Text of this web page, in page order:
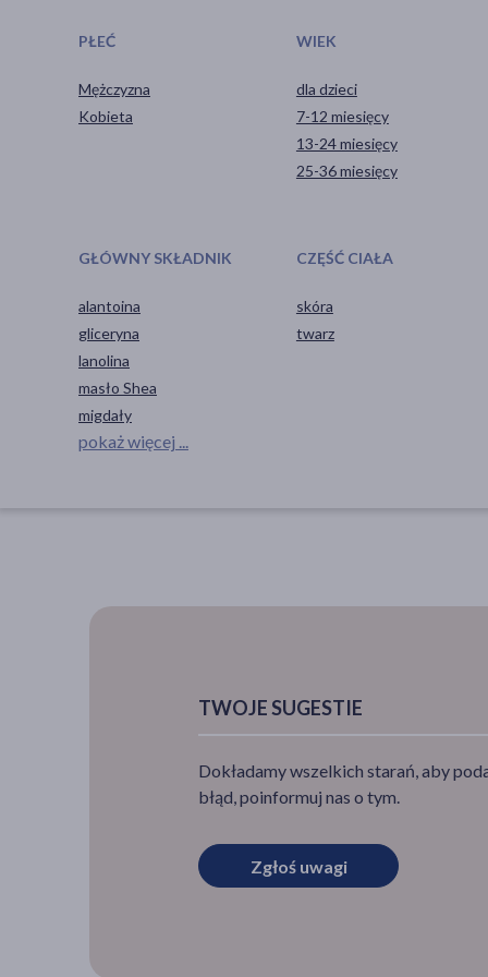
PŁEĆ
Mężczyzna
Kobieta
WIEK
dla dzieci
7-12 miesięcy
13-24 miesięcy
25-36 miesięcy
GŁÓWNY SKŁADNIK
alantoina
gliceryna
lanolina
masło Shea
migdały
pokaż więcej ...
CZĘŚĆ CIAŁA
skóra
twarz
TWOJE SUGESTIE
Dokładamy wszelkich starań, aby
błąd, poinformuj nas o tym.
Zgłoś uwagi